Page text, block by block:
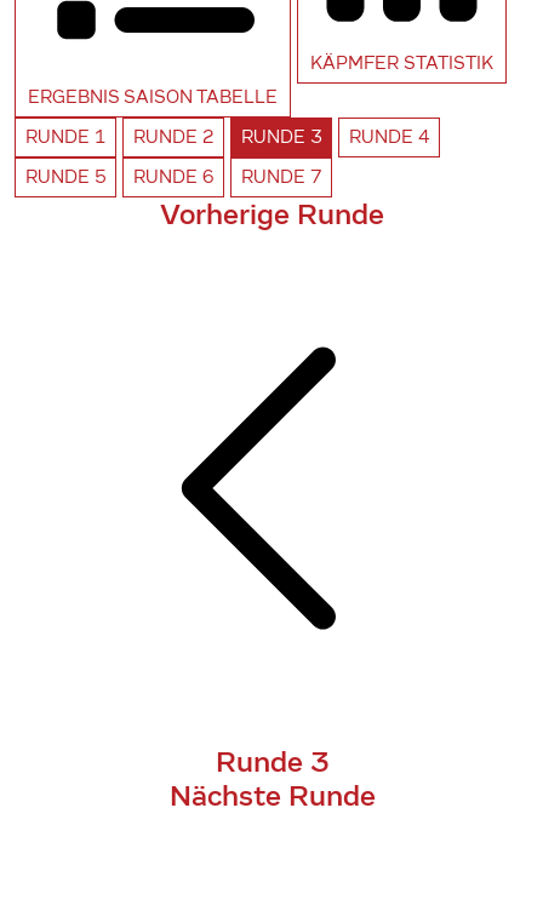
ERGEBNIS SAISON TABELLE
KÄPMFER STATISTIK
RUNDE 1 RUNDE 2 RUNDE 3 RUNDE 4
RUNDE 5 RUNDE 6 RUNDE 7
Vorherige Runde
Runde 3
Nächste Runde